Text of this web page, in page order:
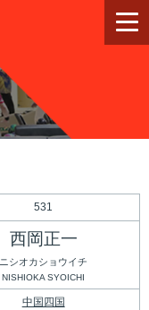
531
西岡正一
ニシオカショウイチ
NISHIOKA SYOICHI
中国四国